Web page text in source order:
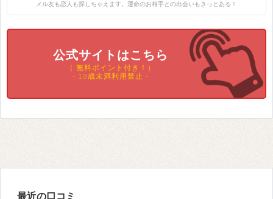
メル友も恋人も探しちゃえます。運命のお相手との出会いもきっとある！
公式サイトはこちら
（ 無料ポイント付き！）
- 18歳未満利用禁止 -
最近の口コミ